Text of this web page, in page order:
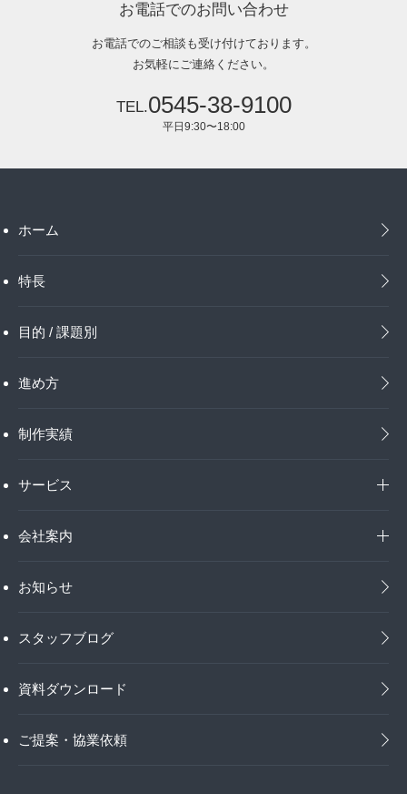
お電話でのお問い合わせ
お電話でのご相談も受け付けております。
お気軽にご連絡ください。
0545-38-9100
平日9:30〜18:00
ホーム
特長
目的 / 課題別
進め方
制作実績
サービス
会社案内
お知らせ
スタッフブログ
資料ダウンロード
ご提案・協業依頼